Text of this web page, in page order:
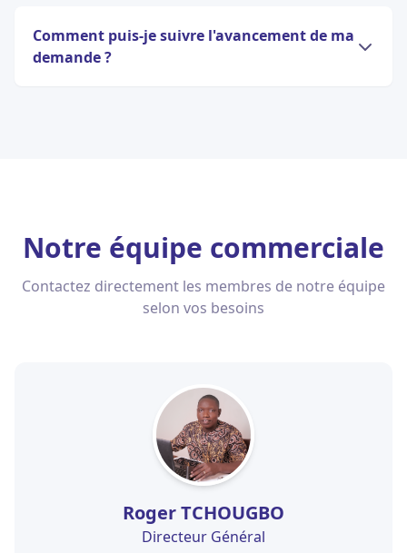
Comment puis-je suivre l'avancement de ma
demande ?
Notre équipe commerciale
Contactez directement les membres de notre équipe
selon vos besoins
Roger TCHOUGBO
Directeur Général